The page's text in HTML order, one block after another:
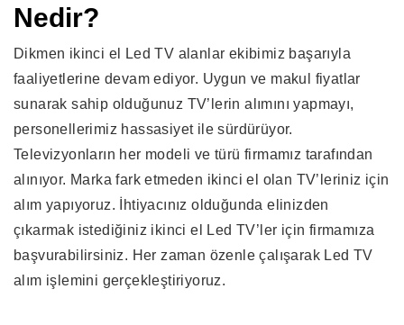
Nedir?
Dikmen ikinci el Led TV alanlar ekibimiz başarıyla
faaliyetlerine devam ediyor. Uygun ve makul fiyatlar
sunarak sahip olduğunuz TV’lerin alımını yapmayı,
personellerimiz hassasiyet ile sürdürüyor.
Televizyonların her modeli ve türü firmamız tarafından
alınıyor. Marka fark etmeden ikinci el olan TV’leriniz için
alım yapıyoruz. İhtiyacınız olduğunda elinizden
çıkarmak istediğiniz ikinci el Led TV’ler için firmamıza
başvurabilirsiniz. Her zaman özenle çalışarak Led TV
alım işlemini gerçekleştiriyoruz.